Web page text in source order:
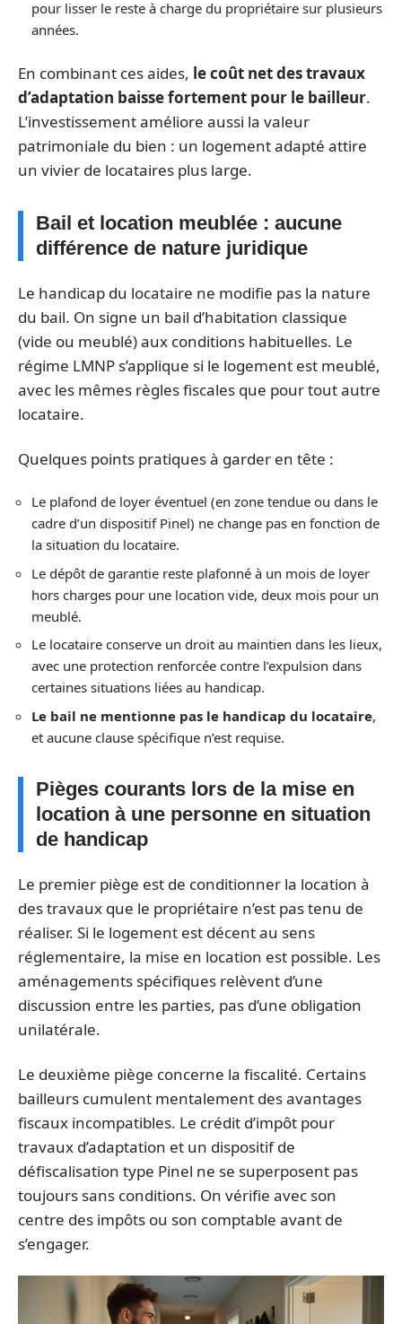
pour lisser le reste à charge du propriétaire sur plusieurs
années.
En combinant ces aides, le coût net des travaux
d’adaptation baisse fortement pour le bailleur.
L’investissement améliore aussi la valeur
patrimoniale du bien : un logement adapté attire
un vivier de locataires plus large.
Bail et location meublée : aucune
différence de nature juridique
Le handicap du locataire ne modifie pas la nature
du bail. On signe un bail d’habitation classique
(vide ou meublé) aux conditions habituelles. Le
régime LMNP s’applique si le logement est meublé,
avec les mêmes règles fiscales que pour tout autre
locataire.
Quelques points pratiques à garder en tête :
Le plafond de loyer éventuel (en zone tendue ou dans le
cadre d’un dispositif Pinel) ne change pas en fonction de
la situation du locataire.
Le dépôt de garantie reste plafonné à un mois de loyer
hors charges pour une location vide, deux mois pour un
meublé.
Le locataire conserve un droit au maintien dans les lieux,
avec une protection renforcée contre l’expulsion dans
certaines situations liées au handicap.
Le bail ne mentionne pas le handicap du locataire,
et aucune clause spécifique n’est requise.
Pièges courants lors de la mise en
location à une personne en situation
de handicap
Le premier piège est de conditionner la location à
des travaux que le propriétaire n’est pas tenu de
réaliser. Si le logement est décent au sens
réglementaire, la mise en location est possible. Les
aménagements spécifiques relèvent d’une
discussion entre les parties, pas d’une obligation
unilatérale.
Le deuxième piège concerne la fiscalité. Certains
bailleurs cumulent mentalement des avantages
fiscaux incompatibles. Le crédit d’impôt pour
travaux d’adaptation et un dispositif de
défiscalisation type Pinel ne se superposent pas
toujours sans conditions. On vérifie avec son
centre des impôts ou son comptable avant de
s’engager.